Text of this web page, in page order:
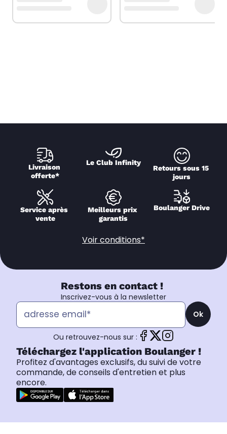
Livraison
offerte*
Le Club Infinity
Retours sous 15
jours
Service après
vente
Meilleurs prix
garantis
Boulanger Drive
Voir conditions*
Restons en contact !
Inscrivez-vous à la newsletter
Ok
Ou retrouvez-nous sur :
Téléchargez l'application Boulanger !
Profitez d'avantages exclusifs, du suivi de votre
commande, de conseils d'entretien et plus
encore.